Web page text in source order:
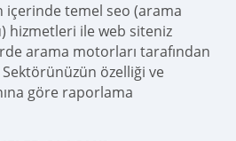
içerinde temel seo (arama
hizmetleri ile web siteniz
arama motorları tarafından
Sektörünüzün özelliği ve
göre raporlama